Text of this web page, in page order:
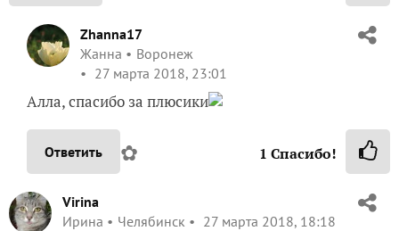
Zhanna17
Жанна
Воронеж
27 марта 2018, 23:01
Алла, спасибо за плюсики
Ответить ✿ 1 Спасибо!
Virina
Ирина
Челябинск 27 марта 2018, 18:18